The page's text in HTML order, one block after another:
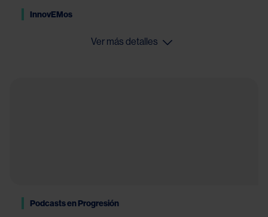
InnovEMos
Ver más detalles
Podcasts en Progresión